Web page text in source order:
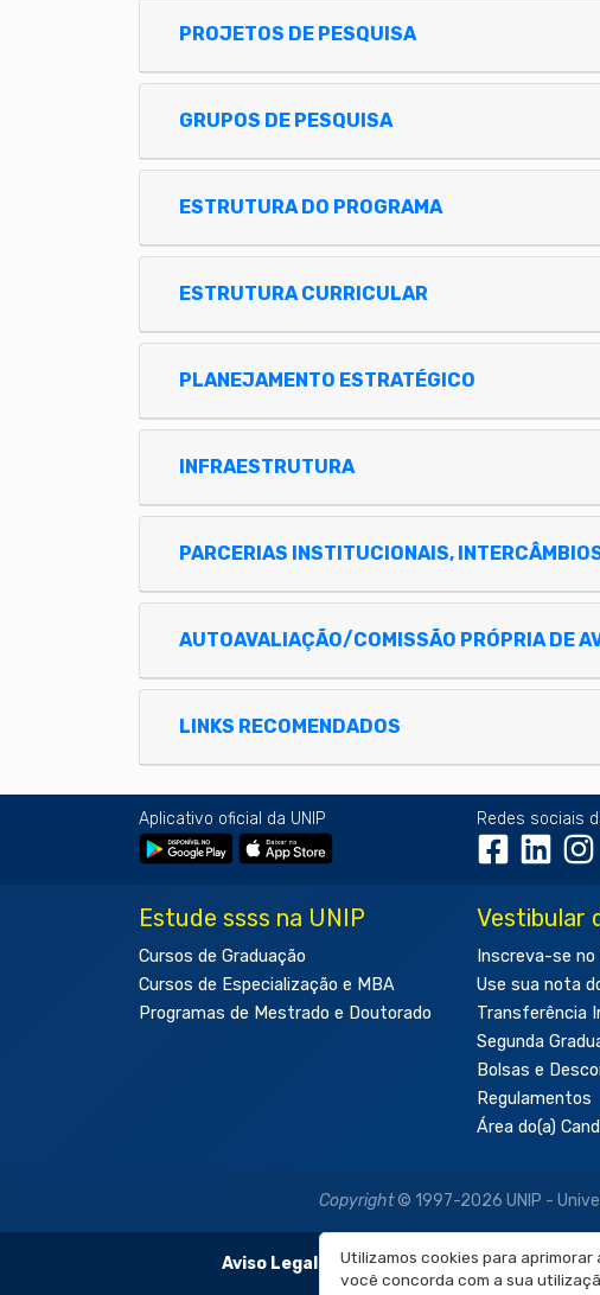
Utilizamos cookies para
você concorda com a sua
PROJETOS DE PESQUISA
GRUPOS DE PESQUISA
ESTRUTURA DO PROGRAMA
ESTRUTURA CURRICULAR
PLANEJAMENTO ESTRATÉGICO
INFRAESTRUTURA
PARCERIAS INSTITUCIONAIS,
LINKS RECOMENDADOS
Aplicativo oficial da UNIP Redes sociais
Estude ssss na UNIP
Cursos de Graduação
Cursos de Especialização e MBA
Programas de Mestrado e Doutorado
Vestibular
Inscreva-se
Use sua nota
Transferência
Segunda
Bolsas e
Regulamentos
Área do(a)
Copyright© 1997-2026 UNIP -
Aviso Legal:
As imagens disponibilizadas neste
É proibida a